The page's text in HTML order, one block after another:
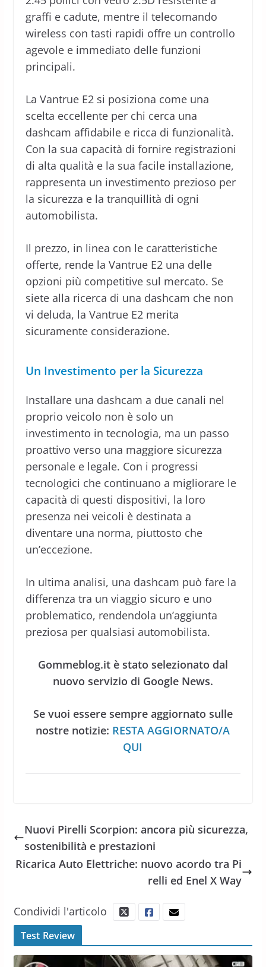
graffi e cadute, mentre il telecomando
wireless con tasti rapidi offre un controllo
agevole e immediato delle funzioni
principali.
La Vantrue E2 si posiziona come una
scelta eccellente per chi cerca una
dashcam affidabile e ricca di funzionalità.
Con la sua capacità di fornire registrazioni
di alta qualità e la sua facile installazione,
rappresenta un investimento prezioso per
la sicurezza e la tranquillità di ogni
automobilista.
Il prezzo, in linea con le caratteristiche
offerte, rende la Vantrue E2 una delle
opzioni più competitive sul mercato. Se
siete alla ricerca di una dashcam che non
vi deluda, la Vantrue E2 merita
sicuramente considerazione.
Un Investimento per la Sicurezza
Installare una dashcam a due canali nel
proprio veicolo non è solo un
investimento in tecnologia, ma un passo
proattivo verso una maggiore sicurezza
personale e legale. Con i progressi
tecnologici che continuano a migliorare le
capacità di questi dispositivi, la loro
presenza nei veicoli è destinata a
diventare una norma, piuttosto che
un’eccezione.
In ultima analisi, una dashcam può fare la
differenza tra un viaggio sicuro e uno
problematico, rendendola un’aggiunta
preziosa per qualsiasi automobilista.
Gommeblog.it è stato selezionato dal
nuovo servizio di Google News.
Se vuoi essere sempre aggiornato sulle
nostre notizie: RESTA AGGIORNATO/A
QUI
Nuovi Pirelli Scorpion: ancora più sicurezza,
sostenibilità e prestazioni
Ricarica Auto Elettriche: nuovo acordo tra Pi
relli ed Enel X Way
Condividi l'articolo
Test Review